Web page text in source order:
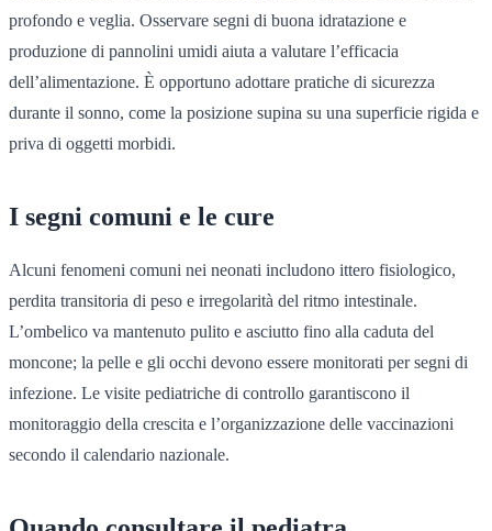
profondo e veglia. Osservare segni di buona idratazione e
produzione di pannolini umidi aiuta a valutare l’efficacia
dell’alimentazione. È opportuno adottare pratiche di sicurezza
durante il sonno, come la posizione supina su una superficie rigida e
priva di oggetti morbidi.
I segni comuni e le cure
Alcuni fenomeni comuni nei neonati includono ittero fisiologico,
perdita transitoria di peso e irregolarità del ritmo intestinale.
L’ombelico va mantenuto pulito e asciutto fino alla caduta del
moncone; la pelle e gli occhi devono essere monitorati per segni di
infezione. Le visite pediatriche di controllo garantiscono il
monitoraggio della crescita e l’organizzazione delle vaccinazioni
secondo il calendario nazionale.